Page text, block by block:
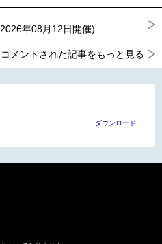
年08月12日開催)
メントされた記事をもっと見る
ダウンロード